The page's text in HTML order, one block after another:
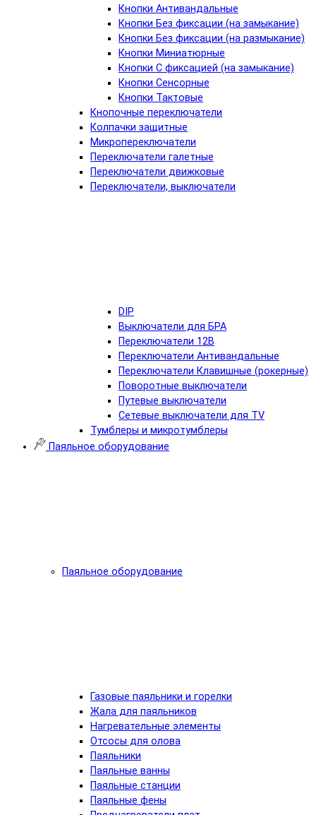
Кнопки Антивандальные
Кнопки Без фиксации (на замыкание)
Кнопки Без фиксации (на размыкание)
Кнопки Миниатюрные
Кнопки С фиксацией (на замыкание)
Кнопки Сенсорные
Кнопки Тактовые
Кнопочные переключатели
Колпачки защитные
Микропереключатели
Переключатели галетные
Переключатели движковые
Переключатели, выключатели
DIP
Выключатели для БРА
Переключатели 12В
Переключатели Антивандальные
Переключатели Клавишные (рокерные)
Поворотные выключатели
Путевые выключатели
Сетевые выключатели для TV
Тумблеры и микротумблеры
Паяльное оборудование
Паяльное оборудование
Газовые паяльники и горелки
Жала для паяльников
Нагревательные элементы
Отсосы для олова
Паяльники
Паяльные ванны
Паяльные станции
Паяльные фены